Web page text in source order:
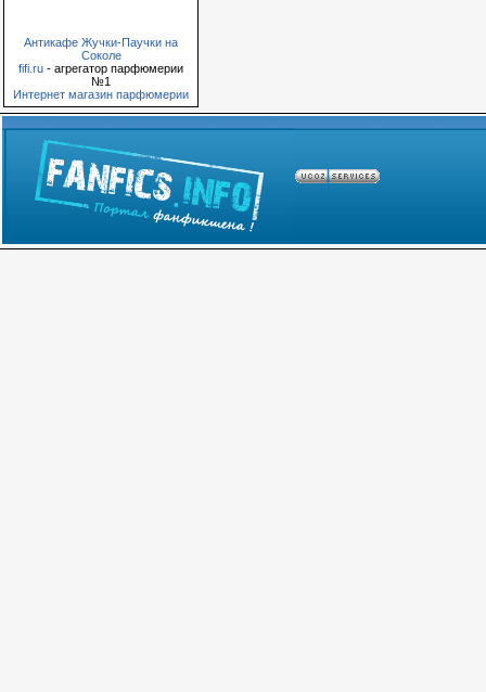
Антикафе Жучки-Паучки на
Соколе
fifi.ru - агрегатор парфюмерии
№1
Интернет магазин парфюмерии